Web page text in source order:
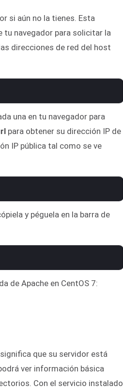
si aún no la tienes. Esta
tu navegador para solicitar la
direcciones de red del host
una en tu navegador para
para obtener su dirección IP de
IP pública tal como se ve
y péguela en la barra de
de Apache en CentOS 7:
que su servidor está
ver información básica
Con el servicio instalado